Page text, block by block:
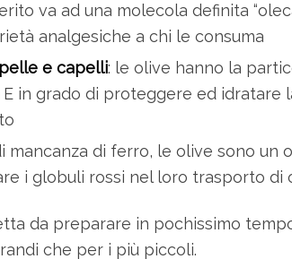
va ad una molecola definita
analgesiche a chi le consuma
e capelli: le olive hanno la
in grado di proteggere ed idratare
mancanza di ferro, le olive sono un
i globuli rossi nel loro trasporto di
da preparare in pochissimo
che per i più piccoli.